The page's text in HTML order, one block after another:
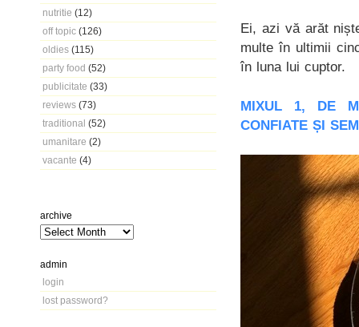
nutritie (12)
off topic (126)
oldies (115)
party food (52)
publicitate (33)
reviews (73)
traditional (52)
umanitare (2)
vacante (4)
archive
admin
login
lost password?
Ei, azi vă arăt
multe în ultimii
în luna lui cuptor.
MIXUL 1, DE
CONFIATE ȘI